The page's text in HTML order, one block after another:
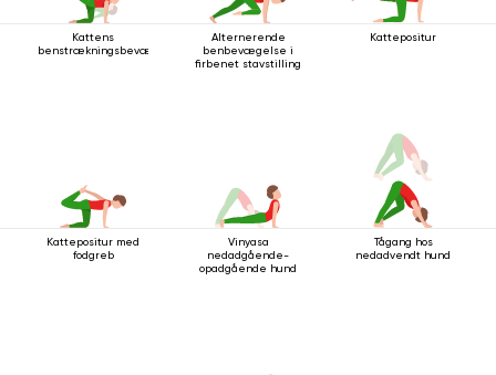
Kattens
benstrækningsbevægelse
Alternerende
benbevægelse i
firbenet stavstilling
Kattepositur
Kattepositur med
fodgreb
Vinyasa
nedadgående-
opadgående hund
Tågang hos
nedadvendt hund